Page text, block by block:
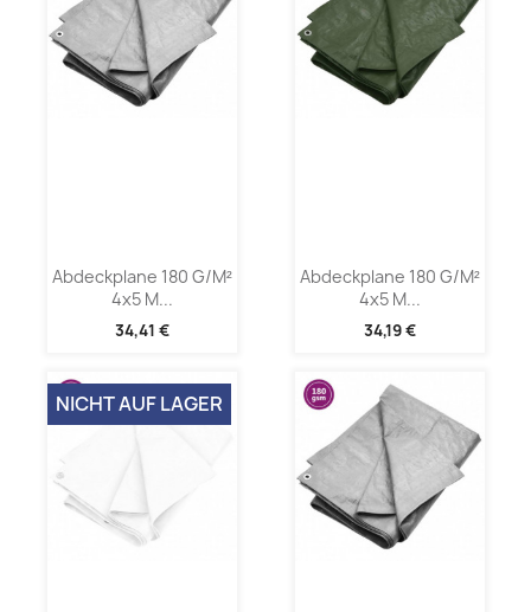
Abdeckplane 180 G/m²
4x5 M...
34,41 €
Abdeckplane 180 G/m²
4x5 M...
34,19 €
NICHT AUF LAGER